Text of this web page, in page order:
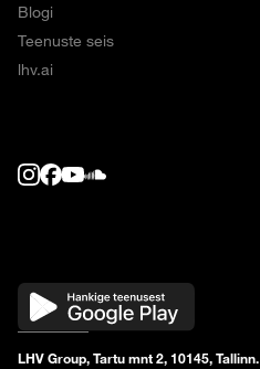
Blogi
Teenuste seis
lhv.ai
LHV Group, Tartu mnt 2, 10145, Tallinn.